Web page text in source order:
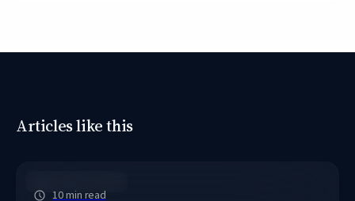
Articles like this
10 min read